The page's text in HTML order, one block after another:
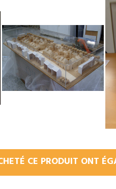
CE PRODUIT ONT